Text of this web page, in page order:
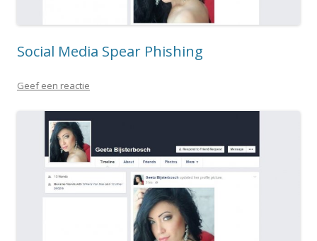
Social Media Spear Phishing
Geef een reactie